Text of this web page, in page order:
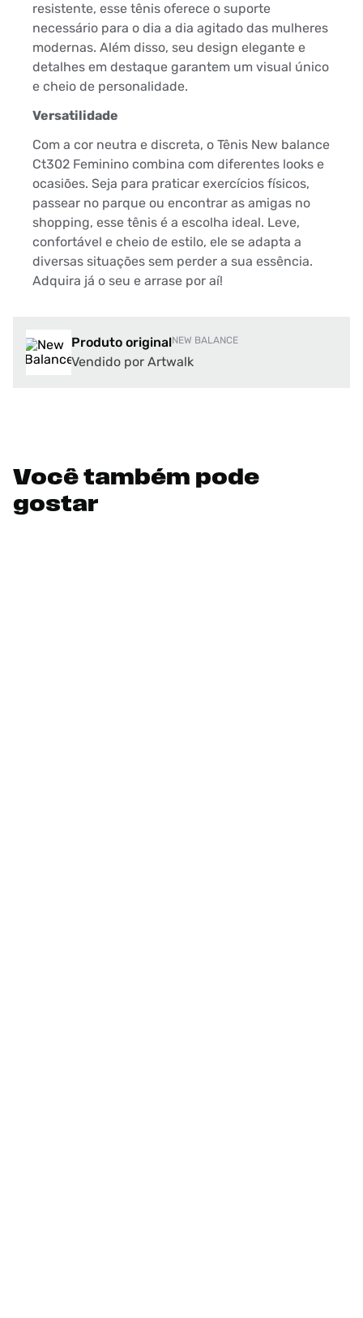
resistente, esse tênis oferece o suporte
necessário para o dia a dia agitado das mulheres
modernas. Além disso, seu design elegante e
detalhes em destaque garantem um visual único
e cheio de personalidade.
Versatilidade
Com a cor neutra e discreta, o Tênis New balance
Ct302 Feminino combina com diferentes looks e
ocasiões. Seja para praticar exercícios físicos,
passear no parque ou encontrar as amigas no
shopping, esse tênis é a escolha ideal. Leve,
confortável e cheio de estilo, ele se adapta a
diversas situações sem perder a sua essência.
Adquira já o seu e arrase por aí!
Produto originalNEW BALANCE
Vendido por Artwalk
Você também pode
gostar